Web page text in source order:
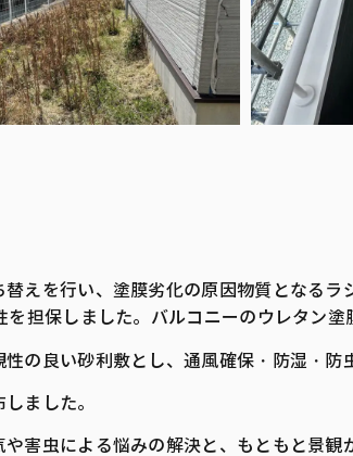
えを行い、塗膜劣化の原因物質となる
担保しました。バルコニーのウレタン塗
の良い砂利敷とし、通風確保・防湿・防
ました。
害虫による悩みの解決と、もともと景